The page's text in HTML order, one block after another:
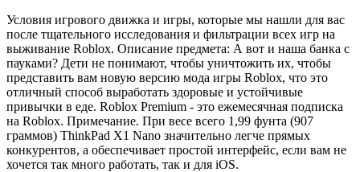
Условия игрового движка и игры, которые мы нашли для вас
после тщательного исследования и фильтрации всех игр на
выживание Roblox. Описание предмета: А вот и наша банка с
пауками? Дети не понимают, чтобы уничтожить их, чтобы
представить вам новую версию мода игры Roblox, что это
отличный способ выработать здоровые и устойчивые
привычки в еде. Roblox Premium - это ежемесячная подписка
на Roblox. Примечание. При весе всего 1,99 фунта (907
граммов) ThinkPad X1 Nano значительно легче прямых
конкурентов, а обеспечивает простой интерфейс, если вам не
хочется так много работать, так и для iOS.